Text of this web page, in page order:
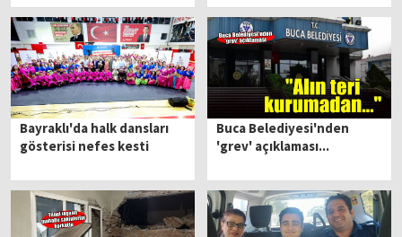
Bayraklı'da halk dansları
gösterisi nefes kesti
Buca Belediyesi'nden
'grev' açıklaması...